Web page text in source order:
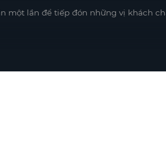
một lần để tiếp đón những vị khách